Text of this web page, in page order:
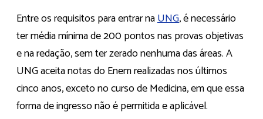
Entre os requisitos para entrar naUNG, é necessário
ter média mínima de 200 pontos nas provas objetivas
e na redação, sem ter zerado nenhuma das áreas. A
UNG aceita notas do Enem realizadas nos últimos
cinco anos, exceto no curso de Medicina, em que essa
forma de ingresso não é permitida e aplicável.